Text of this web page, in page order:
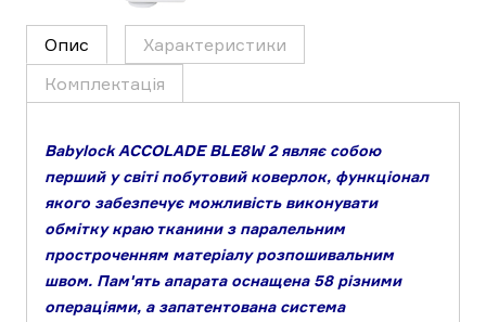
Опис
Характеристики
Комплектація
Babylock ACCOLADE BLE8W 2 являє собою
перший у світі побутовий коверлок, функціонал
якого забезпечує можливість виконувати
обмітку краю тканини з паралельним
простроченням матеріалу розпошивальним
швом. Пам'ять апарата оснащена 58 різними
операціями, а запатентована система